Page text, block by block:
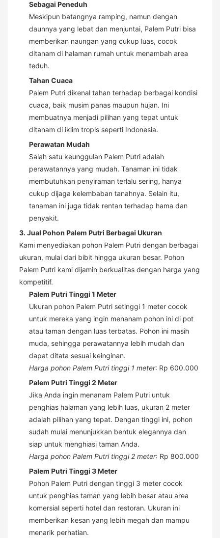
Sebagai Peneduh
Meskipun batangnya ramping, namun dengan
daunnya yang lebat dan menjuntai, Palem Putri bisa
memberikan naungan yang cukup luas, cocok
ditanam di halaman rumah untuk menambah area
teduh.
Tahan Cuaca
Palem Putri dikenal tahan terhadap berbagai kondisi
cuaca, baik musim panas maupun hujan. Ini
membuatnya menjadi pilihan yang tepat untuk
ditanam di iklim tropis seperti Indonesia.
Perawatan Mudah
Salah satu keunggulan Palem Putri adalah
perawatannya yang mudah. Tanaman ini tidak
membutuhkan penyiraman terlalu sering, hanya
cukup dijaga kelembaban tanahnya. Selain itu,
tanaman ini juga tidak rentan terhadap hama dan
penyakit.
3. Jual Pohon Palem Putri Berbagai Ukuran
Kami menyediakan pohon Palem Putri dengan berbagai
ukuran, mulai dari bibit hingga ukuran besar. Pohon
Palem Putri kami dijamin berkualitas dengan harga yang
kompetitif.
Palem Putri Tinggi 1 Meter
Ukuran pohon Palem Putri setinggi 1 meter cocok
untuk mereka yang ingin menanam pohon ini di pot
atau taman dengan luas terbatas. Pohon ini masih
muda, sehingga perawatannya lebih mudah dan
dapat ditata sesuai keinginan.
Harga pohon Palem Putri tinggi 1 meter: Rp 600.000
Palem Putri Tinggi 2 Meter
Jika Anda ingin menanam Palem Putri untuk
penghias halaman yang lebih luas, ukuran 2 meter
adalah pilihan yang tepat. Dengan tinggi ini, pohon
sudah mulai menunjukkan bentuk elegannya dan
siap untuk menghiasi taman Anda.
Harga pohon Palem Putri tinggi 2 meter: Rp 800.000
Palem Putri Tinggi 3 Meter
Pohon Palem Putri dengan tinggi 3 meter cocok
untuk penghias taman yang lebih besar atau area
komersial seperti hotel dan restoran. Ukuran ini
memberikan kesan yang lebih megah dan mampu
menarik perhatian.